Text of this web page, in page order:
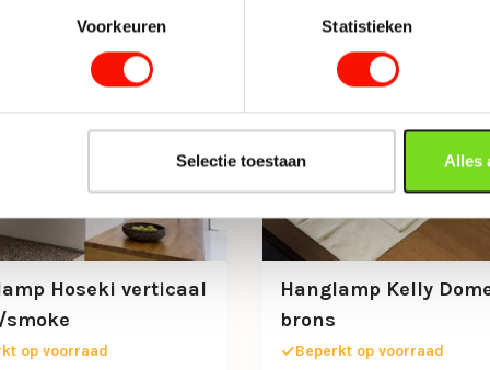
Voorkeuren Statistieken
Selectie toestaan Alles
Hoseki verticaal
op voorraad
Hanglamp Kelly
brons
Beperkt op voorraad